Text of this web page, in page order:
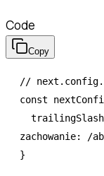
Code
Copy
//
const
  trailingSlash
zachowanie: /
}